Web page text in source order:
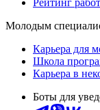
Рейтинг
Молодым
Карьера для
Школа
Карьера в
Боты для